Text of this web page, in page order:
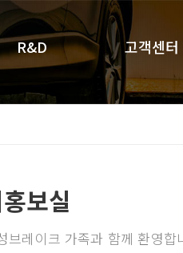
R&D 고객센터
보실
브레이크 가족과 함께 환영합